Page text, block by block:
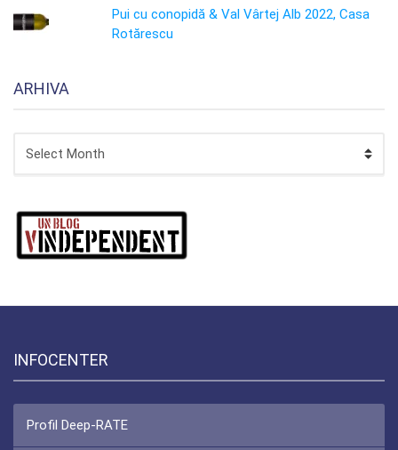
Pui cu conopidă & Val Vârtej Alb 2022, Casa
Rotărescu
ARHIVA
INFOCENTER
Profil Deep-RATE